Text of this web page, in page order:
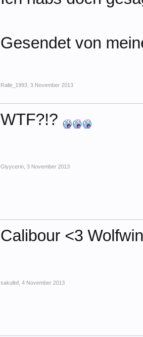
Gesendet von
Ralle_1993 3 November 2013
WTF?!?
Glyycerin 3 November 2013
Calibour <3
sakullof 4 November 2013